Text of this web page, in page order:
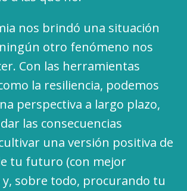
nos brindó una situación
otro fenómeno nos
Con las herramientas
la resiliencia, podemos
perspectiva a largo plazo,
las consecuencias
una versión positiva de
tu futuro (con mejor
sobre todo, procurando tu